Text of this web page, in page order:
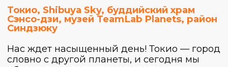
День 1 День 2 День 3 День 4